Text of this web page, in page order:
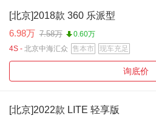
[北京]2018款 360 乐派型
6.98万 7.58万
0.60万
4S - 北京中海汇众 售本市 现车充足
询底价
[北京]2022款 LITE 轻享版